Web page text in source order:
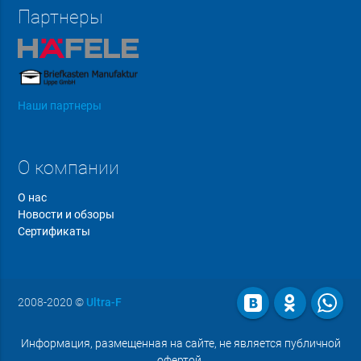
Партнеры
Наши партнеры
О компании
О нас
Новости и обзоры
Сертификаты
2008-2020 © Ultra-F
Информация, размещенная на сайте, не является публичной